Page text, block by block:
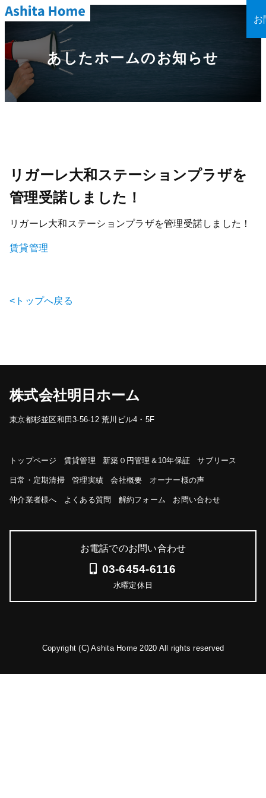
お
あしたホームのお知らせ
リガーレ大和ステーションプラザを
管理受諾しました！
リガーレ大和ステーションプラザを管理受諾しました！
賃貸管理
<トップへ戻る
株式会社明日ホーム
東京都杉並区和田3-56-12 荒川ビル4・5F
トップページ 賃貸管理 新築０円管理＆10年保証 サブリース
日常・定期清掃 管理実績 会社概要 オーナー様の声
仲介業者様へ よくある質問 解約フォーム お問い合わせ
お電話でのお問い合わせ
03-6454-6116
水曜定休日
Copyright (C) Ashita Home 2020 All rights reserved